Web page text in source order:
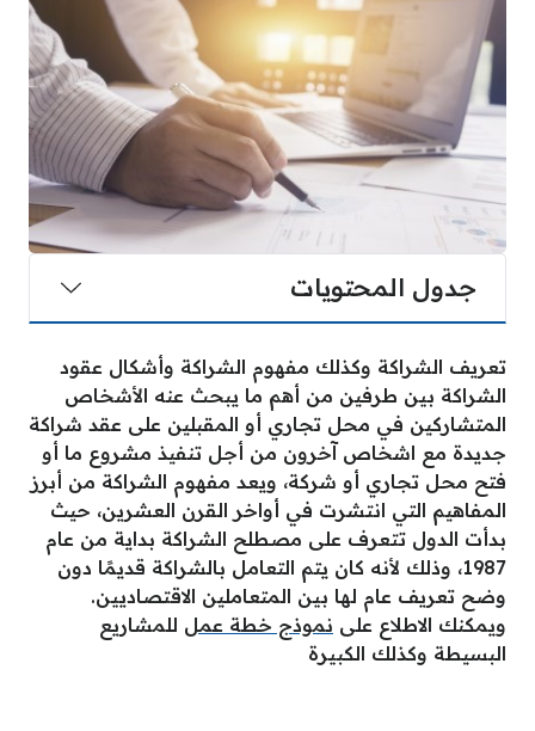
جدول المحتويات
تعريف الشراكة وكذلك مفهوم الشراكة وأشكال عقود
الشراكة بين طرفين من أهم ما يبحث عنه الأشخاص
المتشاركين في محل تجاري أو المقبلين على عقد شراكة
جديدة مع اشخاص آخرون من أجل تنفيذ مشروع ما أو
فتح محل تجاري أو شركة، ويعد مفهوم الشراكة من أبرز
المفاهيم التي انتشرت في أواخر القرن العشرين، حيث
بدأت الدول تتعرف على مصطلح الشراكة بداية من عام
1987، وذلك لأنه كان يتم التعامل بالشراكة قديمًا دون
وضح تعريف عام لها بين المتعاملين الاقتصاديين.
ويمكنك الاطلاع على نموذج خطة عمل للمشاريع
البسيطة وكذلك الكبيرة